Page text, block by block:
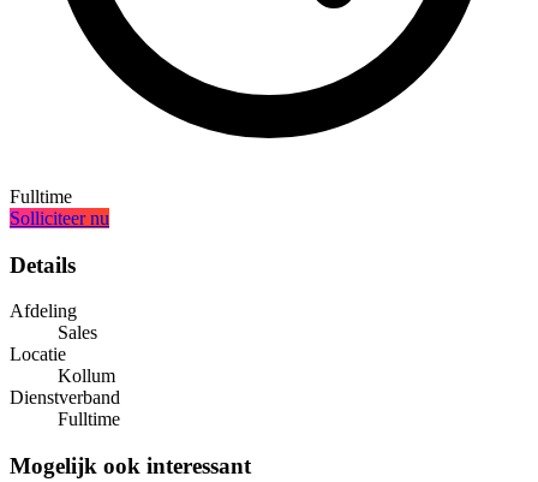
Fulltime
Solliciteer nu
Details
Afdeling
Sales
Locatie
Kollum
Dienstverband
Fulltime
Mogelijk ook interessant